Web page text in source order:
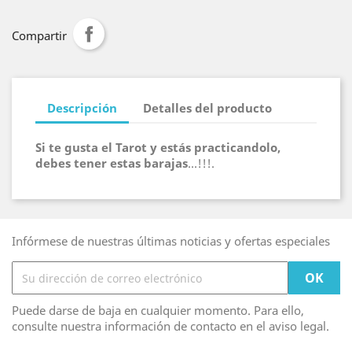
Compartir
Descripción Detalles del producto
Si te gusta el Tarot y estás practicandolo,
debes tener estas barajas...!!!.
Infórmese de nuestras últimas noticias y ofertas especiales
Puede darse de baja en cualquier momento. Para ello,
consulte nuestra información de contacto en el aviso legal.